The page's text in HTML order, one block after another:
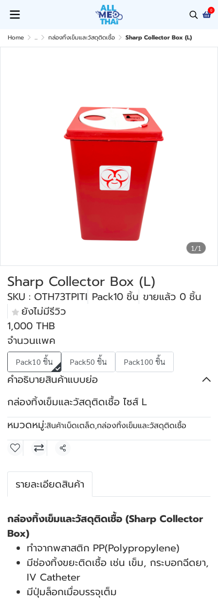
0
Home ... กล่องทิ้งเข็มและวัสดุติดเชื้อ Sharp Collector Box (L)
1/1
Sharp Collector Box (L)
SKU : OTH73TPITI Pack10 ชิ้น ขายแล้ว 0 ชิ้น
ยังไม่มีรีวิว
1,000 THB
จำนวนเเพค
Pack10 ชิ้น Pack50 ชิ้น Pack100 ชิ้น
คำอธิบายสินค้าแบบย่อ
กล่องทิ้งเข็มและวัสดุติดเชื้อ ไซส์ L
หมวดหมู่:สินค้าเบ็ดเตล็ด,กล่องทิ้งเข็มและวัสดุติดเชื้อ
แชร์
รายละเอียดสินค้า
กล่องทิ้งเข็มและวัสดุติดเชื้อ (Sharp Collector
Box)
ทำจากพสาสติก PP(Polypropylene)
มีช่องทิ้งขยะติดเชื้อ เช่น เข็ม, กระบอกฉีดยา,
IV Catheter
มีปุ่มล็อกเมื่อบรรจุเต็ม